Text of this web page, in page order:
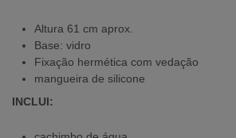
Altura 61 cm aprox.
Base: vidro
Fixação hermética com vedação
mangueira de silicone
INCLUI: